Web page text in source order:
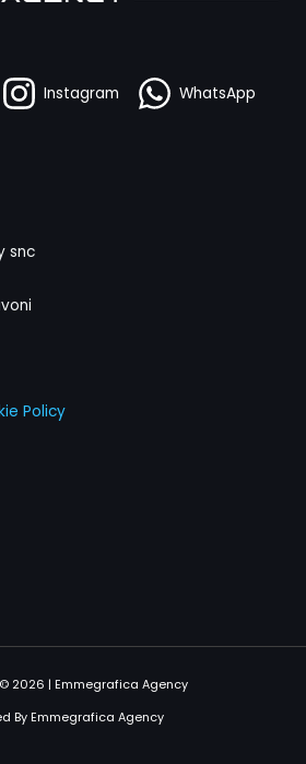
Instagram WhatsApp
snc
Policy
2026 | Emmegrafica Agency
By Emmegrafica Agency